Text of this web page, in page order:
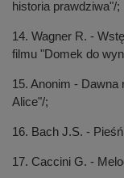
historia prawdziwa"/;
14. Wagner R. -
filmu "Domek do
15. Anonim -
Alice"/;
16. Bach J.S. -
17. Caccini G. -